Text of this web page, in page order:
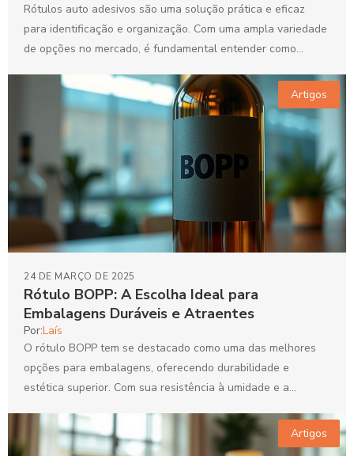
Rótulos auto adesivos são uma solução prática e eficaz
para identificação e organização. Com uma ampla variedade
de opções no mercado, é fundamental entender como...
Artigos
Rótulo BOPP: A Escolha Ideal para
Embalagens Duráveis e Atraentes
24 DE MARÇO DE 2025
Por:Laís
O rótulo BOPP tem se destacado como uma das melhores
opções para embalagens, oferecendo durabilidade e
estética superior. Com sua resistência à umidade e a...
Artigos